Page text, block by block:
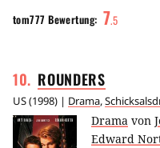
tom777 Bewertung: 7.5
10. ROUNDERS
US(1998) | Drama,
Drama von
Edward